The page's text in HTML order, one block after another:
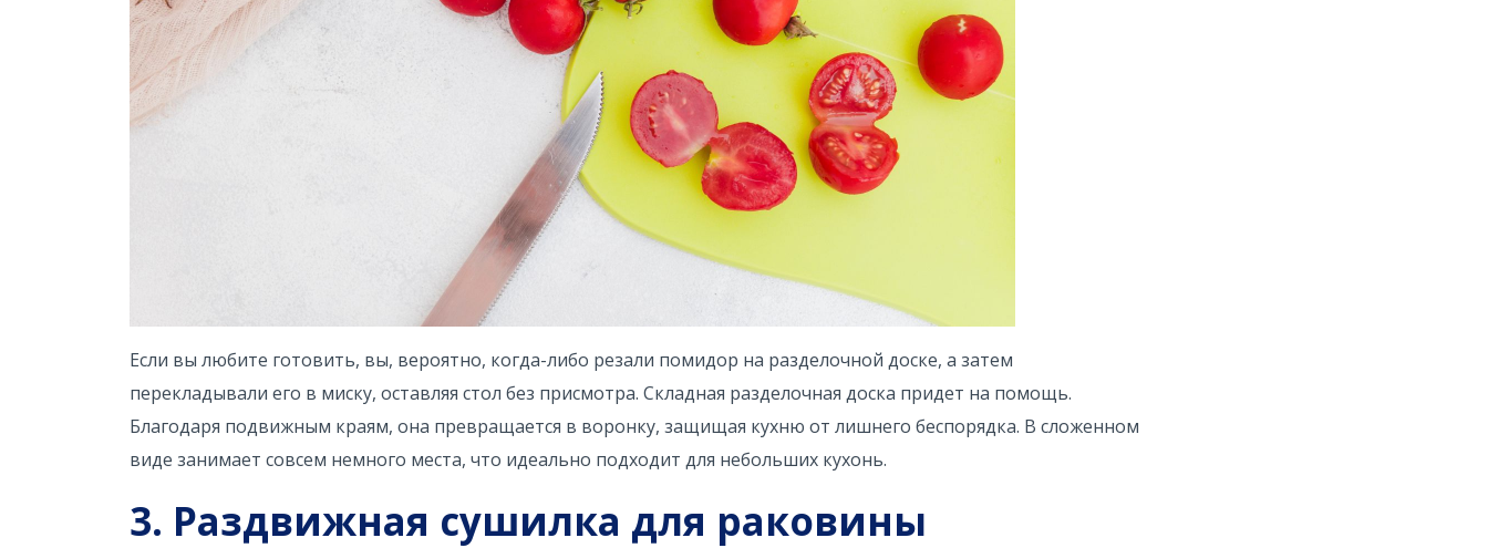
Если вы любите готовить, вы, вероятно, когда-либо резали помидор на разделочной доске, а затем
перекладывали его в миску, оставляя стол без присмотра. Складная разделочная доска придет на помощь.
Благодаря подвижным краям, она превращается в воронку, защищая кухню от лишнего беспорядка. В сложенном
виде занимает совсем немного места, что идеально подходит для небольших кухонь.
3. Раздвижная сушилка для раковины